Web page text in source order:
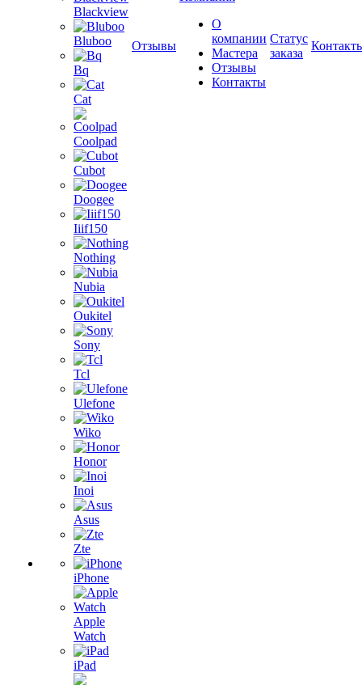
Blackview
Bluboo
Bq
Cat
Coolpad
Cubot
Doogee
Iiif150
Nothing
Nubia
Oukitel
Sony
Tcl
Ulefone
Wiko
Honor
Inoi
Asus
Zte
iPhone
Apple
Watch
iPad
Отзывы
О
компании
Мастера
Отзывы
Контакты
Статус
заказа